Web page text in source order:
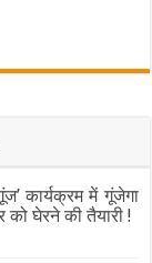
कार्यक्रम में गूंजेगा
घेरने की तैयारी !